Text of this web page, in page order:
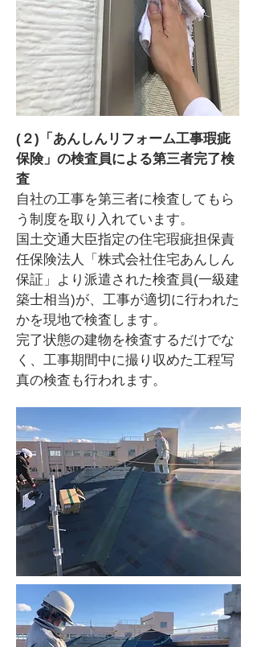
(２)「あんしんリフォーム工事瑕疵
保険」の検査員による第三者完了検
査
自社の工事を第三者に検査してもら
う制度を取り入れています。
国土交通大臣指定の住宅瑕疵担保責
任保険法人「株式会社住宅あんしん
保証」より派遣された検査員(一級建
築士相当)が、工事が適切に行われた
かを現地で検査します。
完了状態の建物を検査するだけでな
く、工事期間中に撮り収めた工程写
真の検査も行われます。